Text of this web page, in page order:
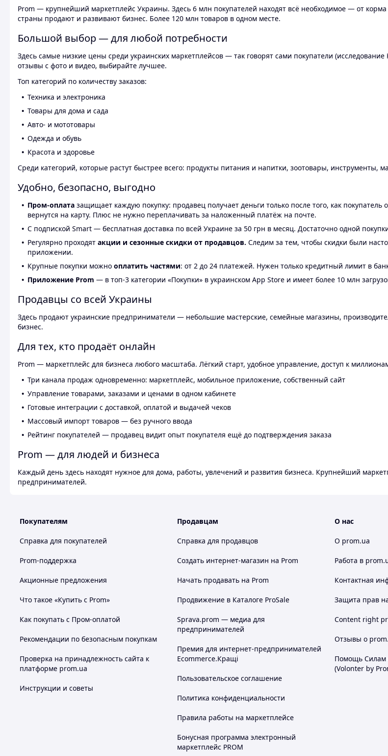
Prom — крупнейший маркетплейс Украины. Здесь 6 млн покупателей находят всё необходимое — от
страны продают и развивают бизнес. Более 120 млн товаров в одном месте.
Большой выбор — для любой потребности
Здесь самые низкие цены среди украинских маркетплейсов — так говорят сами покупатели
отзывы с фото и видео, выбирайте лучшее.
Топ категорий по количеству заказов:
Техника и электроника
Товары для дома и сада
Авто- и мототовары
Одежда и обувь
Красота и здоровье
Среди категорий, которые растут быстрее всего: продукты питания и напитки, зоотовары, инструменты,
Удобно, безопасно, выгодно
Пром-оплата защищает каждую покупку: продавец получает деньги только после того, как
вернутся на карту. Плюс не нужно переплачивать за наложенный платёж на почте.
С подпиской Smart — бесплатная доставка по всей Украине за 50 грн в месяц. Достаточно одной
Регулярно проходят акции и сезонные скидки от продавцов. Следим за тем, чтобы скидки были
приложении.
Крупные покупки можно оплатить частями: от 2 до 24 платежей. Нужен только кредитный лимит в
Приложение Prom — в топ-3 категории «Покупки» в украинском App Store и имеет более 10 млн
Продавцы со всей Украины
Здесь продают украинские предприниматели — небольшие мастерские, семейные магазины,
бизнес.
Для тех, кто продаёт онлайн
Prom — маркетплейс для бизнеса любого масштаба. Лёгкий старт, удобное управление, доступ к
Три канала продаж одновременно: маркетплейс, мобильное приложение, собственный сайт
Управление товарами, заказами и ценами в одном кабинете
Готовые интеграции с доставкой, оплатой и выдачей чеков
Массовый импорт товаров — без ручного ввода
Рейтинг покупателей — продавец видит опыт покупателя ещё до подтверждения заказа
Prom — для людей и бизнеса
Каждый день здесь находят нужное для дома, работы, увлечений и развития бизнеса. Крупнейший
предпринимателей.
Покупателям
Справка для покупателей
Prom-поддержка
Акционные предложения
Что такое «Купить с Prom»
Как покупать с Пром-оплатой
Рекомендации по безопасным покупкам
Проверка на принадлежность сайта к
платформе prom.ua
Инструкции и советы
Продавцам
Справка для продавцов
Создать интернет-магазин на Prom
Начать продавать на Prom
Продвижение в Каталоге ProSale
Sprava.prom — медиа для
предпринимателей
Премия для интернет-предпринимателей
Ecommerce.Кращі
Пользовательское соглашение
Политика конфиденциальности
Правила работы на маркетплейсе
Бонусная программа электронный
маркетплейс PROM
О нас
О prom.ua
Работа в
Контактная
Защита прав
Content right
Отзывы о
Помощь Силам
(Volonter by